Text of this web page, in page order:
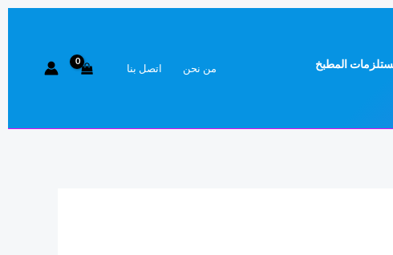
المطبخ من نحن اتصل بنا
هو: